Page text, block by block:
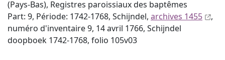
(Pays-Bas), Registres paroissiaux des baptêmes
Part: 9, Période: 1742-1768, Schijndel, archives 1455
,
numéro d'inventaire 9, 14 avril 1766, Schijndel
doopboek 1742-1768, folio 105v03